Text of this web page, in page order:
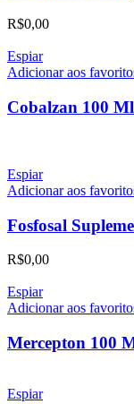
R$0,00
Espiar
Adicionar aos
Cobalzan 100
Espiar
Adicionar aos
Fosfosal
R$0,00
Espiar
Adicionar aos
Mercepton 100
Espiar